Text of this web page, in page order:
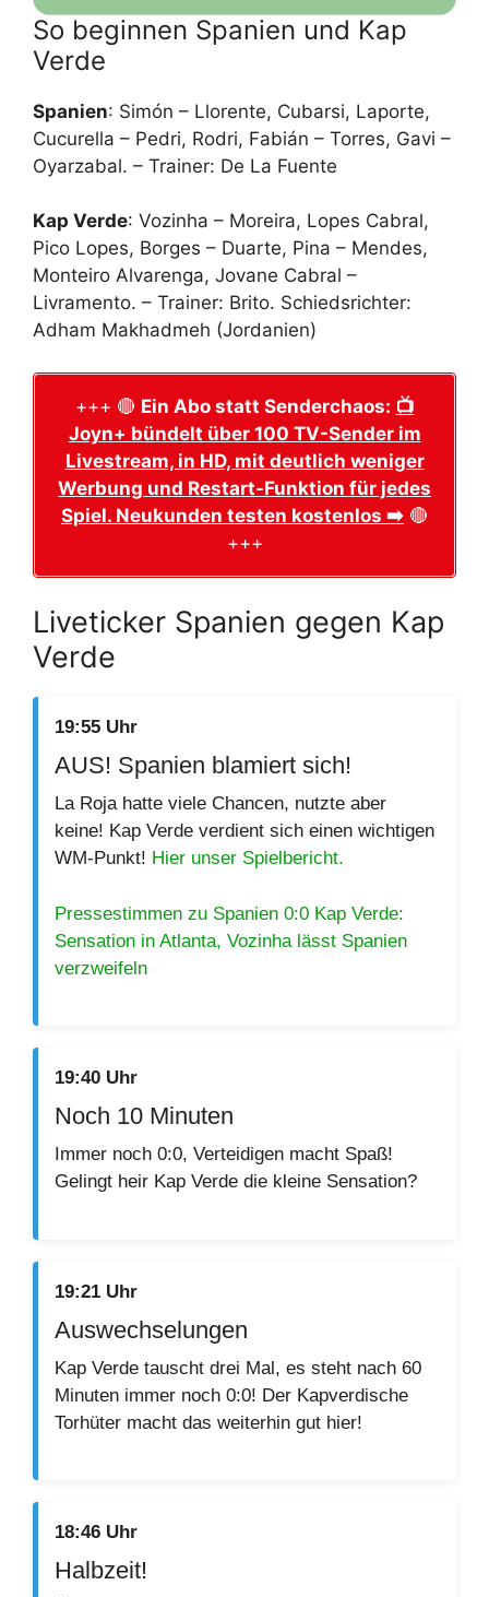
So beginnen Spanien und Kap
Verde
Spanien: Simón – Llorente, Cubarsi, Laporte,
Cucurella – Pedri, Rodri, Fabián – Torres, Gavi –
Oyarzabal. – Trainer: De La Fuente
Kap Verde: Vozinha – Moreira, Lopes Cabral,
Pico Lopes, Borges – Duarte, Pina – Mendes,
Monteiro Alvarenga, Jovane Cabral –
Livramento. – Trainer: Brito. Schiedsrichter:
Adham Makhadmeh (Jordanien)
+++ 🔴 Ein Abo statt Senderchaos: 📺
Joyn+ bündelt über 100 TV-Sender im
Livestream, in HD, mit deutlich weniger
Werbung und Restart-Funktion für jedes
Spiel. Neukunden testen kostenlos ➡️ 🔴
+++
Liveticker Spanien gegen Kap
Verde
19:55 Uhr
AUS! Spanien blamiert sich!
La Roja hatte viele Chancen, nutzte aber
keine! Kap Verde verdient sich einen wichtigen
WM-Punkt! Hier unser Spielbericht.
Pressestimmen zu Spanien 0:0 Kap Verde:
Sensation in Atlanta, Vozinha lässt Spanien
verzweifeln
19:40 Uhr
Noch 10 Minuten
Immer noch 0:0, Verteidigen macht Spaß!
Gelingt heir Kap Verde die kleine Sensation?
19:21 Uhr
Auswechselungen
Kap Verde tauscht drei Mal, es steht nach 60
Minuten immer noch 0:0! Der Kapverdische
Torhüter macht das weiterhin gut hier!
18:46 Uhr
Halbzeit!